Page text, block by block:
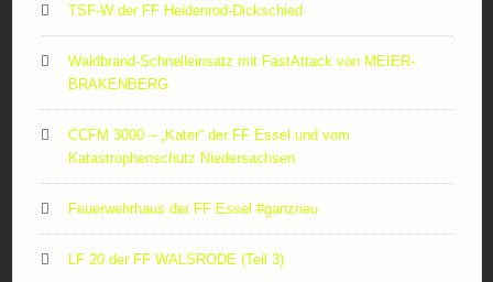
TSF-W der FF Heidenrod-Dickschied
Waldbrand-Schnelleinsatz mit FastAttack von MEIER-
BRAKENBERG
CCFM 3000 – „Kater“ der FF Essel und vom
Katastrophenschutz Niedersachsen
Feuerwehrhaus der FF Essel #ganzneu
LF 20 der FF WALSRODE (Teil 3)